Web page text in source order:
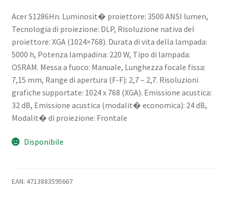
Acer S1286Hn. Luminosit� proiettore: 3500 ANSI lumen,
Tecnologia di proiezione: DLP, Risoluzione nativa del
proiettore: XGA (1024×768). Durata di vita della lampada:
5000 h, Potenza lampadina: 220 W, Tipo di lampada:
OSRAM. Messa a fuoco: Manuale, Lunghezza focale fissa:
7,15 mm, Range di apertura (F-F): 2,7 – 2,7. Risoluzioni
grafiche supportate: 1024 x 768 (XGA). Emissione acustica:
32 dB, Emissione acustica (modalit� economica): 24 dB,
Modalit� di proiezione: Frontale
Disponibile
EAN: 4713883595667